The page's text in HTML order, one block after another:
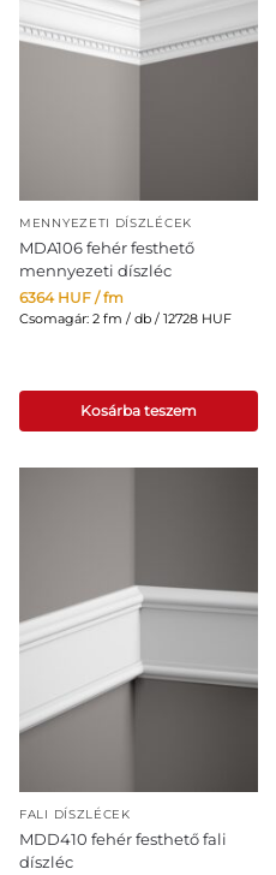
MENNYEZETI DÍSZLÉCEK
MDA106 fehér festhető
mennyezeti díszléc
6364 HUF / fm
Csomagár: 2 fm / db / 12728 HUF
Kosárba teszem
FALI DÍSZLÉCEK
MDD410 fehér festhető fali
díszléc